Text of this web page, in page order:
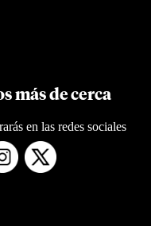
más de cerca
en las redes sociales